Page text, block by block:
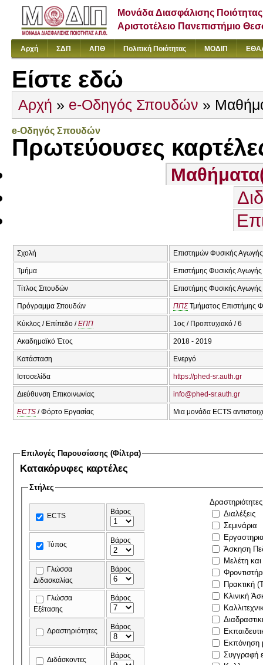
Μονάδα Διασφάλισης Ποιότητας
Αριστοτέλειο Πανεπιστήμιο
Αρχή ΣΔΠ ΑΠΘ Πολιτική Ποιότητας ΜΟΔΙΠ
Είστε εδώ
Αρχή » e-Οδηγός Σπουδών »
e-Οδηγός Σπουδών
Πρωτεύουσες
Μαθήματα
Σχολή Επιστημών Φυσικής Αγωγής
Τμήμα Επιστήμης Φυσικής Αγωγής
Τίτλος Σπουδών Επιστήμης Φυσικής Αγωγής
Πρόγραμμα Σπουδών ΠΠΣΤμήματος Επιστήμης
Κύκλος / Επίπεδο /ΕΠΠ 1ος / Προπτυχιακό / 6
Ακαδημαϊκό Έτος 2018 - 2019
Κατάσταση Ενεργό
Ιστοσελίδα https://phed-sr.auth.gr
Διεύθυνση Επικοινωνίας info@phed-sr.auth.gr
ECTS / Φόρτο Εργασίας Μια μονάδα ECTS
Επιλογές Παρουσίασης (Φίλτρα)
Κατακόρυφες καρτέλες
Στήλες
ECTS Βάρος
Τύπος Βάρος
Γλώσσα
Διδασκαλίας
Βάρος
Γλώσσα
Εξέτασης
Βάρος
Δραστηριότητες Βάρος
Διδάσκοντες Βάρος
Δραστηριότητες
Διαλέξεις
Σεμινάρια
Άσκηση
Μελέτη
Πρακτική
Κλινική
Εκπόνηση
Συγγραφή